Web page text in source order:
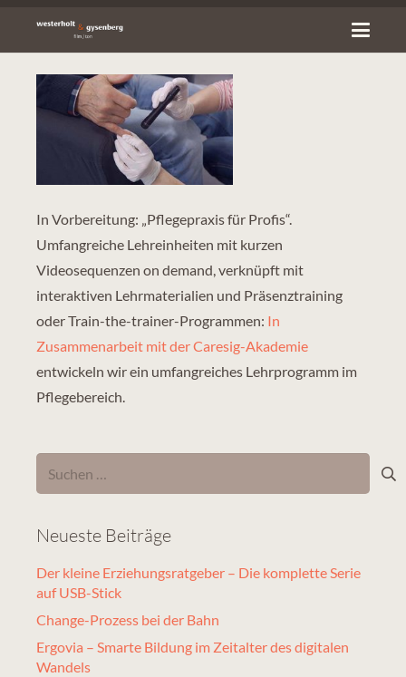
In Vorbereitung: „Pflegepraxis für Profis“.
Umfangreiche Lehreinheiten mit kurzen
Videosequenzen on demand, verknüpft mit
interaktiven Lehrmaterialien und Präsenztraining
oder Train-the-trainer-Programmen: In
Zusammenarbeit mit der Caresig-Akademie
entwickeln wir ein umfangreiches Lehrprogramm im
Pflegebereich.
nach:
Neueste Beiträge
Der kleine Erziehungsratgeber – Die komplette Serie
auf USB-Stick
Change-Prozess bei der Bahn
Ergovia – Smarte Bildung im Zeitalter des digitalen
Wandels